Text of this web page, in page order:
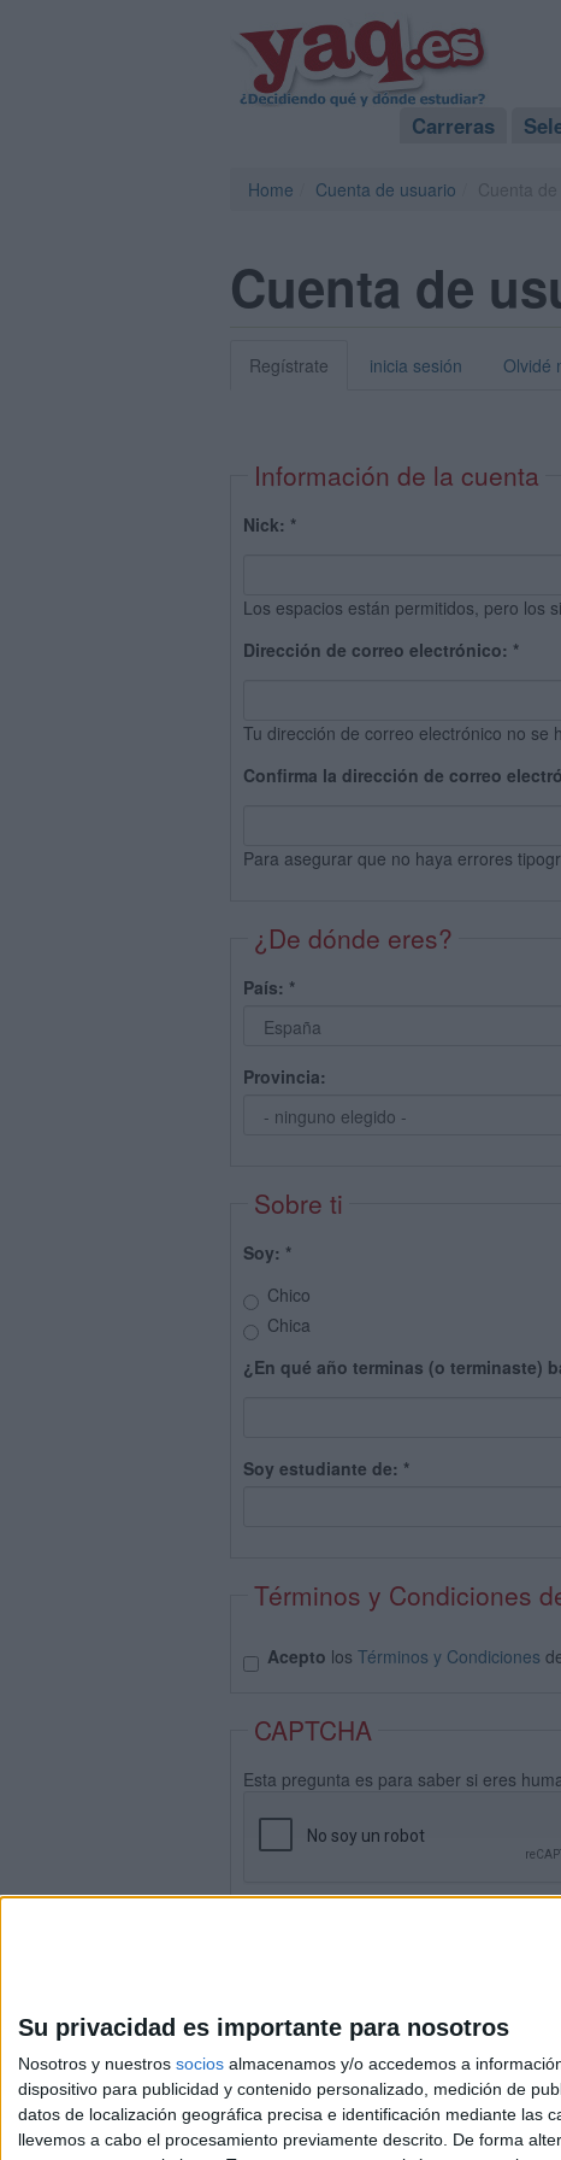
Su privacidad es importante para nosotros
Nosotros y nuestros socios almacenamos y/o accedemos a
dispositivo para publicidad y contenido personalizado, medición de
datos de localización geográfica precisa e identificación mediante las
llevemos a cabo el procesamiento previamente descrito. De forma
Carreras
Home Cuenta de usuario
Cuenta de
Regístrate inicia sesión Olvidé
Información de la cuenta
Nick: *
Los espacios están permitidos, pero los
Dirección de correo electrónico: *
Tu dirección de correo electrónico no se
Confirma la dirección de correo
Para asegurar que no haya errores
¿De dónde eres?
País: *
Provincia:
Sobre ti
Soy: *
Chico
Chica
¿En qué año terminas (o terminaste)
Soy estudiante de: *
Términos y Condiciones
Acepto los Términos y Condiciones
CAPTCHA
Esta pregunta es para saber si eres
Aviso